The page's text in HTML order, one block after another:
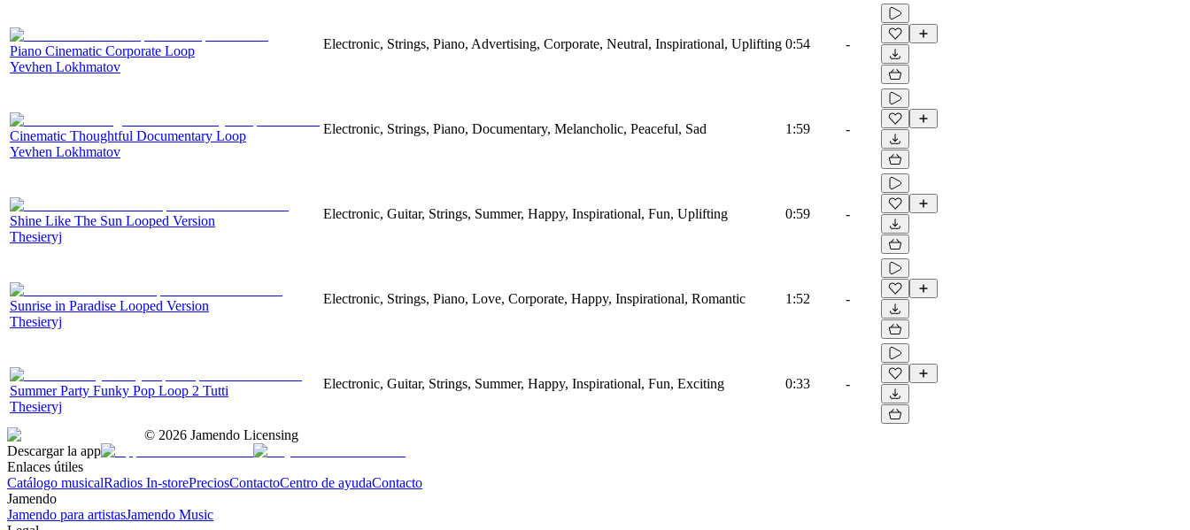
Piano Cinematic Corporate Loop
Yevhen Lokhmatov
Electronic, Strings, Piano, Advertising, Corporate, Neutral, Inspirational, Uplifting 0:54 -
Cinematic Thoughtful Documentary Loop
Yevhen Lokhmatov
Electronic, Strings, Piano, Documentary, Melancholic, Peaceful, Sad 1:59 -
Shine Like The Sun Looped Version
Thesieryj
Electronic, Guitar, Strings, Summer, Happy, Inspirational, Fun, Uplifting 0:59 -
Sunrise in Paradise Looped Version
Thesieryj
Electronic, Strings, Piano, Love, Corporate, Happy, Inspirational, Romantic 1:52 -
Summer Party Funky Pop Loop 2 Tutti
Thesieryj
Electronic, Guitar, Strings, Summer, Happy, Inspirational, Fun, Exciting 0:33 -
© 2026 Jamendo Licensing
Descargar la app
Enlaces útiles
Catálogo musicalRadios In-storePreciosContactoCentro de ayudaContacto
Jamendo
Jamendo para artistasJamendo Music